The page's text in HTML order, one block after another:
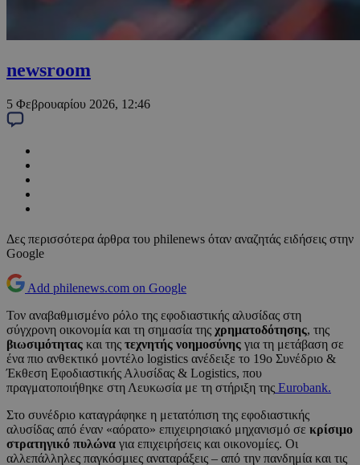
newsroom
5 Φεβρουαρίου 2026, 12:46
Δες περισσότερα άρθρα του philenews όταν αναζητάς ειδήσεις στην
Google
Add philenews.com on Google
Τον αναβαθμισμένο ρόλο της εφοδιαστικής αλυσίδας στη
σύγχρονη οικονομία και τη σημασία της χρηματοδότησης, της
βιωσιμότητας και της τεχνητής νοημοσύνης για τη μετάβαση σε
ένα πιο ανθεκτικό μοντέλο logistics ανέδειξε το 19ο Συνέδριο &
Έκθεση Εφοδιαστικής Αλυσίδας & Logistics, που
πραγματοποιήθηκε στη Λευκωσία με τη στήριξη της Eurobank.
Στο συνέδριο καταγράφηκε η μετατόπιση της εφοδιαστικής
αλυσίδας από έναν «αόρατο» επιχειρησιακό μηχανισμό σε κρίσιμο
στρατηγικό πυλώνα για επιχειρήσεις και οικονομίες. Οι
αλλεπάλληλες παγκόσμιες αναταράξεις – από την πανδημία και τις